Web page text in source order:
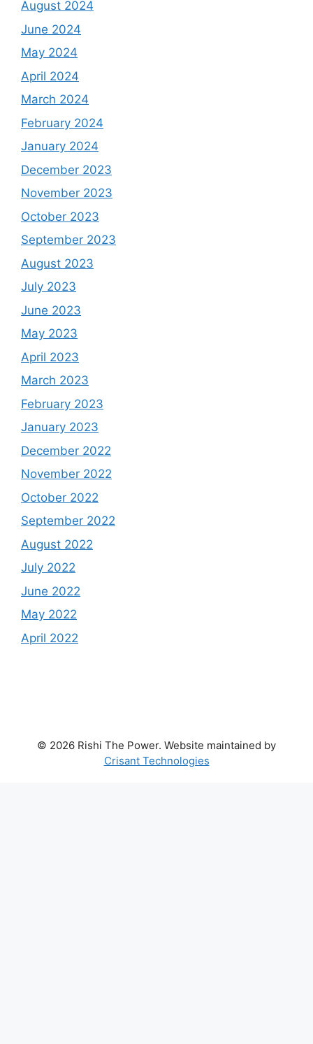
August 2024
June 2024
May 2024
April 2024
March 2024
February 2024
January 2024
December 2023
November 2023
October 2023
September 2023
August 2023
July 2023
June 2023
May 2023
April 2023
March 2023
February 2023
January 2023
December 2022
November 2022
October 2022
September 2022
August 2022
July 2022
June 2022
May 2022
April 2022
© 2026 Rishi The Power. Website maintained by
Crisant Technologies